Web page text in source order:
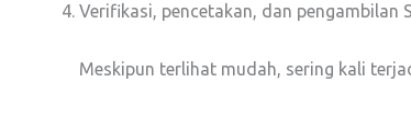
Verifikasi, pencetakan, dan pengambilan
Meskipun terlihat mudah, sering kali